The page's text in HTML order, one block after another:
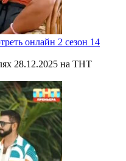
онлайн 2 сезон 14
28.12.2025 на ТНТ